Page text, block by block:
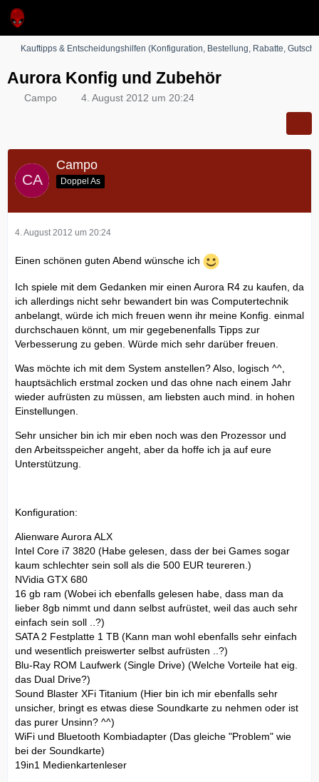
Kauftipps & Entscheidungshilfen (Konfiguration, Bestellung, Rabatte,
Aurora Konfig und Zubehör
Campo 4. August 2012 um 20:24
Campo
Doppel As
4. August 2012 um 20:24
Einen schönen guten Abend wünsche ich
Ich spiele mit dem Gedanken mir einen Aurora R4 zu kaufen, da
ich allerdings nicht sehr bewandert bin was Computertechnik
anbelangt, würde ich mich freuen wenn ihr meine Konfig. einmal
durchschauen könnt, um mir gegebenenfalls Tipps zur
Verbesserung zu geben. Würde mich sehr darüber freuen.
Was möchte ich mit dem System anstellen? Also, logisch ^^,
hauptsächlich erstmal zocken und das ohne nach einem Jahr
wieder aufrüsten zu müssen, am liebsten auch mind. in hohen
Einstellungen.
Sehr unsicher bin ich mir eben noch was den Prozessor und
den Arbeitsspeicher angeht, aber da hoffe ich ja auf eure
Unterstützung.
Konfiguration:
Alienware Aurora ALX
Intel Core i7 3820 (Habe gelesen, dass der bei Games sogar
kaum schlechter sein soll als die 500 EUR teureren.)
NVidia GTX 680
16 gb ram (Wobei ich ebenfalls gelesen habe, dass man da
lieber 8gb nimmt und dann selbst aufrüstet, weil das auch sehr
einfach sein soll ..?)
SATA 2 Festplatte 1 TB (Kann man wohl ebenfalls sehr einfach
und wesentlich preiswerter selbst aufrüsten ..?)
Blu-Ray ROM Laufwerk (Single Drive) (Welche Vorteile hat eig.
das Dual Drive?)
Sound Blaster XFi Titanium (Hier bin ich mir ebenfalls sehr
unsicher, bringt es etwas diese Soundkarte zu nehmen oder ist
das purer Unsinn? ^^)
WiFi und Bluetooth Kombiadapter (Das gleiche "Problem" wie
bei der Soundkarte)
19in1 Medienkartenleser